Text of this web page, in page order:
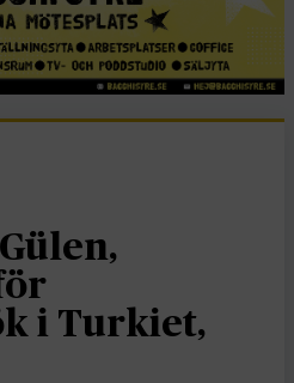
i Turkiet,